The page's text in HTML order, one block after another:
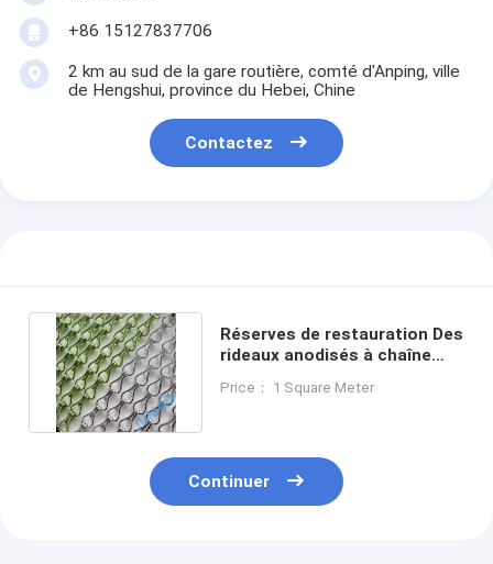
+86 15127837706
2 km au sud de la gare routière, comté d'Anping, ville
de Hengshui, province du Hebei, Chine
Contactez
Réserves de restauration Des
rideaux anodisés à chaîne
Price： 1 Square Meter
Continuer